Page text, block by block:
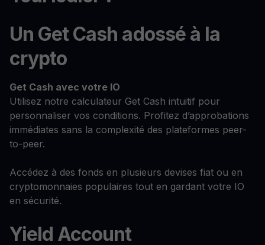
Un Get Cash adossé à la
crypto
Get Cash avec votre IO
Utilisez notre calculateur Get Cash intuitif pour
personnaliser vos conditions. Profitez d’approbations
immédiates sans la complexité des plateformes peer-
to-peer.
Accédez à des fonds en plusieurs devises fiat ou en
cryptomonnaies populaires tout en gardant votre IO
en sécurité.
Yield Account